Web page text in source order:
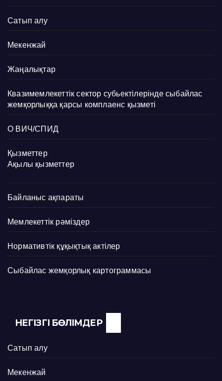
Сатып алу
Мекенжай
Жаңалықтар
Квазимемлекеттік сектор субьектілерінде сыбайлас
жемқорлыққа қарсы комплаенс қызметі
О ВИЧ/СПИД
Қызметтер
Ақылы қызметтер
Байланыс ақпараты
Мемлекеттік рәміздер
Нормативтік құқықтық актілер
Сыбайлас жемқорлық картограммасы
НЕГІЗГІ БӨЛІМДЕР
Сатып алу
Мекенжай